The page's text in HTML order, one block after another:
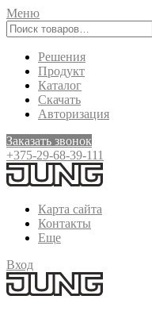
Меню
Решения
Продукт
Каталог
Скачать
Авторизация
Заказать звонок
+375-29-68-39-111
Карта сайта
Контакты
Еще
Вход